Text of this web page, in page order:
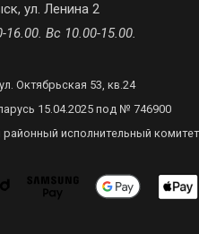
ул. Ленина 2
Вс 10.00-15.00.
Октябрьская 53, кв.24
15.04.2025 под № 746900
исполнительный комитет